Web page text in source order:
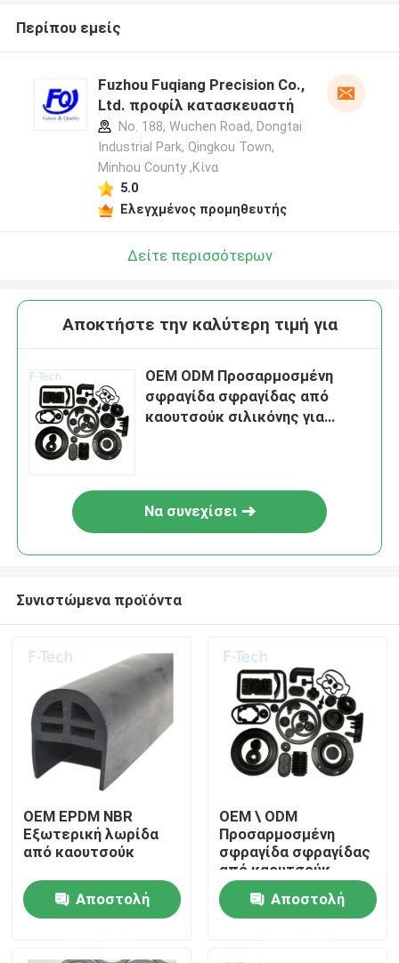
Σπίτι
Προϊόντα
Βίντεο
Περίπου εμείς
Fuzhou Fuqiang Precision Co.,
Ltd. προφίλ κατασκευαστή
No. 188, Wuchen Road, Dongtai
Industrial Park, Qingkou Town,
Minhou County ,Κίνα
5.0
Ελεγχμένος προμηθευτής
Δείτε περισσότερων
Αποκτήστε την καλύτερη τιμή για
OEM ODM Προσαρμοσμένη
σφραγίδα σφραγίδας από
καουτσούκ σιλικόνης για
Να συνεχίσει
Συνιστώμενα προϊόντα
OEM EPDM NBR
Εξωτερική λωρίδα
από καουτσούκ
Αποστολή
OEM \ ODM
Προσαρμοσμένη
σφραγίδα σφραγίδας
από καουτσούκ
σιλικόνης για
μηχανήματα
αυτοκινήτων
Αποστολή